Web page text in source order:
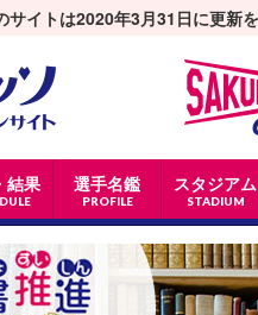
結果 選手名鑑
PROFILE
スタジアム
STADIUM
サイトは2020年3月31日に更新を